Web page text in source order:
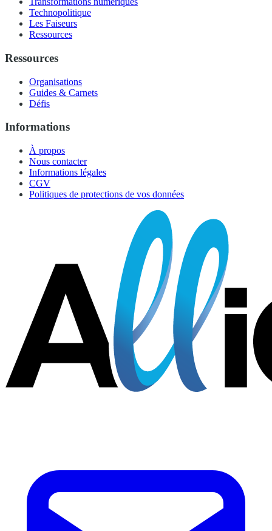
Technopolitique
Les Faiseurs
Ressources
Ressources
Organisations
Guides & Carnets
Défis
Informations
À propos
Nous contacter
Informations légales
CGV
Politiques de protections de vos données